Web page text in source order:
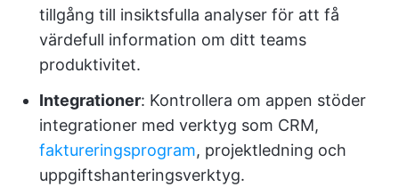
tillgång till insiktsfulla analyser för att få
värdefull information om ditt teams
produktivitet.
Integrationer: Kontrollera om appen stöder
integrationer med verktyg som CRM,
faktureringsprogram, projektledning och
uppgiftshanteringsverktyg.